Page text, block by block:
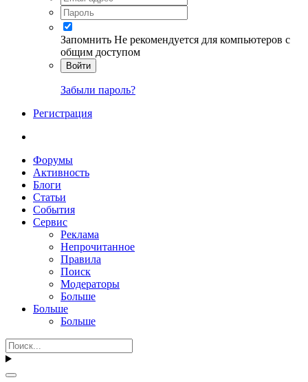
Запомнить Не рекомендуется для компьютеров с
общим доступом
Войти
Забыли пароль?
Регистрация
Форумы
Активность
Блоги
Статьи
События
Сервис
Реклама
Непрочитанное
Правила
Поиск
Модераторы
Больше
Больше
Больше